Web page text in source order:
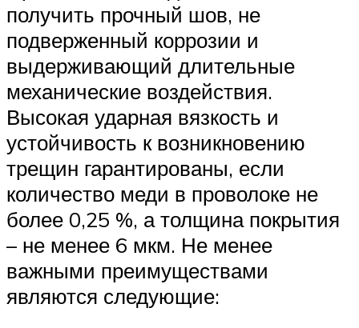
получить прочный шов, не
подверженный коррозии и
выдерживающий длительные
механические воздействия.
Высокая ударная вязкость и
устойчивость к возникновению
трещин гарантированы, если
количество меди в проволоке не
более 0,25 %, а толщина покрытия
– не менее 6 мкм. Не менее
важными преимуществами
являются следующие: